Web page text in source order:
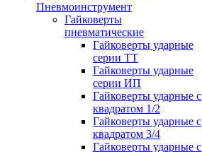
Пневмоинструмент
Гайковерты
пневматические
Гайковерты ударные
серии ТТ
Гайковерты ударные
серии ИП
Гайковерты ударные с
квадратом 1/2
Гайковерты ударные с
квадратом 3/4
Гайковерты ударные с